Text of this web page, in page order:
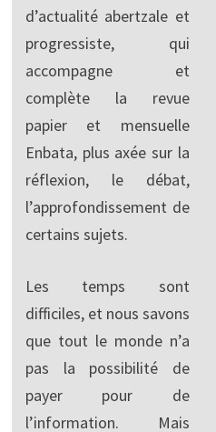
d’actualité abertzale et
progressiste, qui
accompagne et
complète la revue
papier et mensuelle
Enbata, plus axée sur la
réflexion, le débat,
l’approfondissement de
certains sujets.
Les temps sont
difficiles, et nous savons
que tout le monde n’a
pas la possibilité de
payer pour de
l’information. Mais